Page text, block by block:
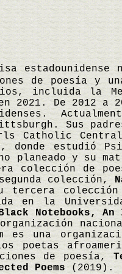
estadounidense
de poesía y
incluida la
2021. De 2012 a
Sus
Catholic Central
donde estudió
no planeado y su
colección de
colección,
tercera
en la
Notebooks,
organización
es una
poetas
de poesía,
Poems (2019).